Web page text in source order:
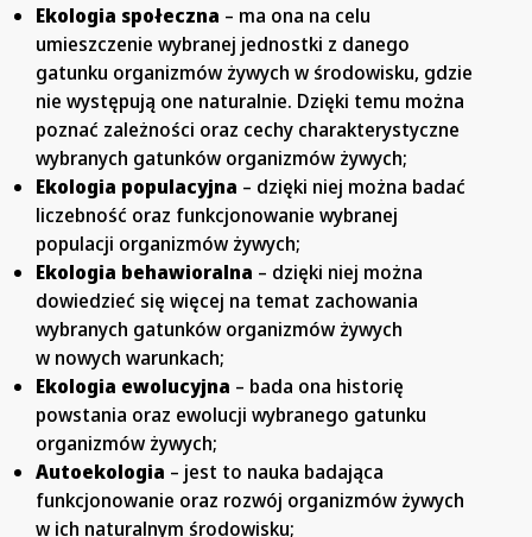
Ekologia społeczna – ma ona na celu
umieszczenie wybranej jednostki z danego
gatunku organizmów żywych w środowisku, gdzie
nie występują one naturalnie. Dzięki temu można
poznać zależności oraz cechy charakterystyczne
wybranych gatunków organizmów żywych;
Ekologia populacyjna – dzięki niej można badać
liczebność oraz funkcjonowanie wybranej
populacji organizmów żywych;
Ekologia behawioralna – dzięki niej można
dowiedzieć się więcej na temat zachowania
wybranych gatunków organizmów żywych
w nowych warunkach;
Ekologia ewolucyjna – bada ona historię
powstania oraz ewolucji wybranego gatunku
organizmów żywych;
Autoekologia – jest to nauka badająca
funkcjonowanie oraz rozwój organizmów żywych
w ich naturalnym środowisku;